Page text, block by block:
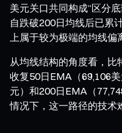
美元关口共同构成“区分
自跌破200日均线后已累
上属于较为极端的均线偏
从均线结构的角度看，
收复50日EMA（69,106
元）和200日EMA（
情况下，这一路径的技术